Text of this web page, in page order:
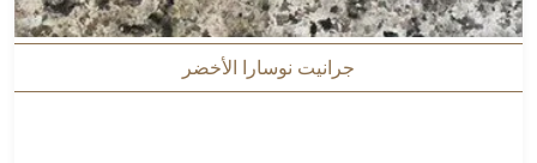
جرانيت نوسارا الأخضر